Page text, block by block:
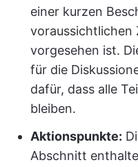
einer kurzen
voraussichtlichen
vorgesehen ist.
für die
dafür, dass alle
bleiben.
Aktionspunkte:
Abschnitt